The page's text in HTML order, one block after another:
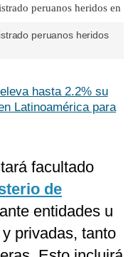
peruanos heridos
hasta 2.2% su
Latinoamérica para
facultado
de
ante entidades u
privadas, tanto